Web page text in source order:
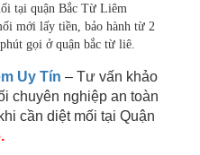
tại quận Bắc Từ Liêm
mới lấy tiền, bảo hành từ 2
gọi ở quận bắc từ liê.
Uy Tín – Tư vấn khảo
chuyên nghiệp an toàn
cần diệt mối tại Quận